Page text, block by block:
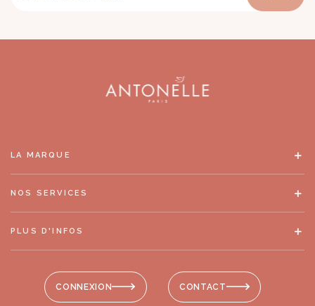
CONNEXION CONTACT
LA MARQUE
NOS SERVICES
PLUS D'INFOS